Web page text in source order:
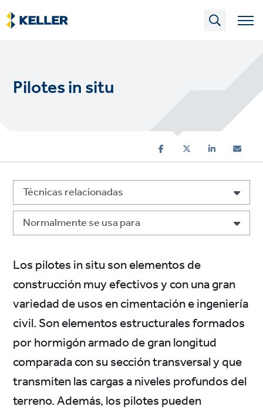
Skip
to
main
Pilotes in situ
Técnicas relacionadas
Normalmente se usa para
Los pilotes in situ son elementos de
construcción muy efectivos y con una gran
variedad de usos en cimentación e ingeniería
civil. Son elementos estructurales formados
por hormigón armado de gran longitud
comparada con su sección transversal y que
transmiten las cargas a niveles profundos del
terreno. Además, los pilotes pueden